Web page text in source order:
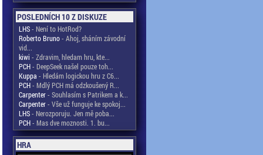
POSLEDNÍCH 10 Z DISKUZE
LHS- Není to HotRod?
Roberto Bruno- Ahoj, sháním závodní
vid...
kiwi - Zdravim, hledam hru, kte...
PCH- DeepSeek našel pouze toh...
Kuppa - Hledám logickou hru z C6...
PCH- Mdlý PCH má odzkoušený R...
Carpenter- Souhlasím s Patrikem a k...
Carpenter- Vše už funguje ke spokoj...
LHS- Nerozporuju. Jen mě poba...
PCH- Mas dve moznosti. 1. bu...
HRA